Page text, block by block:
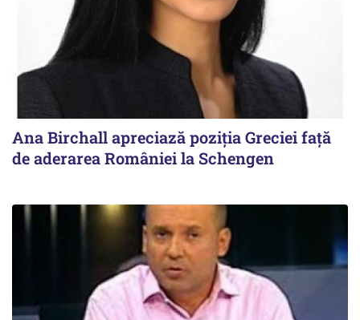
Ana Birchall apreciază poziţia Greciei faţă
de aderarea României la Schengen